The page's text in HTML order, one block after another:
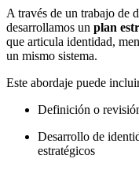
A través de un trabajo de
desarrollamos un plan
que articula identidad,
un mismo sistema.
Este abordaje puede
Definición o
Desarrollo de
estratégicos